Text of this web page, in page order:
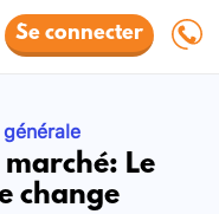
Se connecter
marché: Le
change